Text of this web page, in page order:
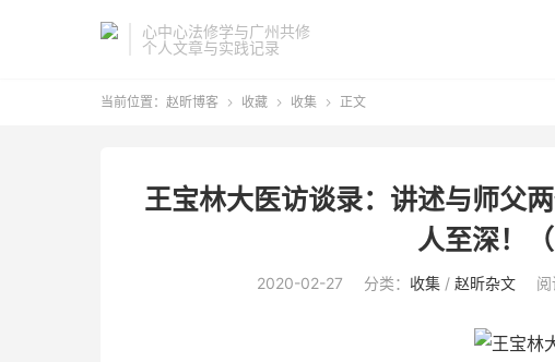
心中心法修学与广州共修
个人文章与实践记录
当前位置： 赵昕博客  收藏  收集  正文
王宝林大医访谈录：讲述与师父
人至深！（
2020-02-27 分类： 收集 / 赵昕杂文